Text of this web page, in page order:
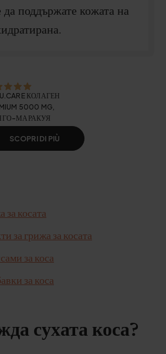
поддържате кожата на
КОЛАГЕН
5000 MG,
МАРАКУЯ
SCOPRI DI PIÙ
за косата
за грижа за косата
за коса
за коса
сухата коса?